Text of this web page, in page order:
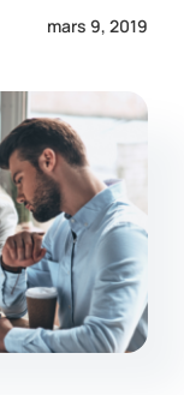
mars 9, 2019